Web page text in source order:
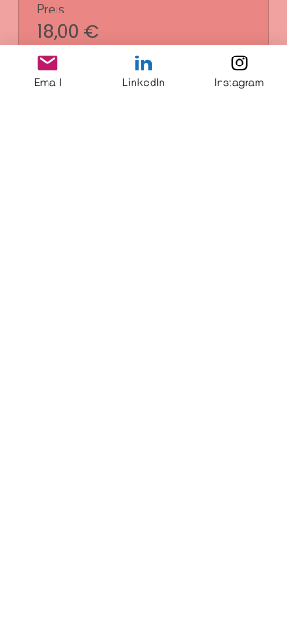
Preis
18,00 €
+0,45 € Ticket-Servicegebühr
Email LinkedIn Instagram